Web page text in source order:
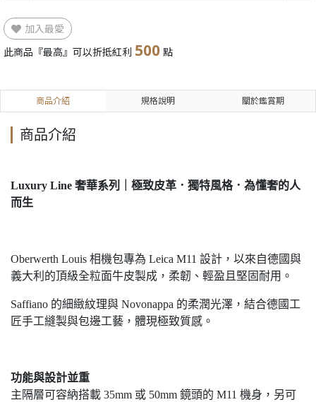
加入最愛
此商品『最高』可以折抵紅利 500 點
商品介紹 規格說明 關於鑑賞期
商品介紹
Luxury Line 奢華系列｜極致皮革．獨特風格．為懂奢的人
而生
Oberwerth Louis 相機包專為 Leica M11 設計，以來自德國與
義大利的頂級全粒面牛皮製成，柔韌、輕盈且堅固耐用。
Saffiano 的細緻紋理與 Novonappa 的柔潤光澤，結合德國工
匠手工縫製與包邊工藝，體現極致質感。
功能與設計並重
主隔層可容納搭載 35mm 或 50mm 鏡頭的 M11 機身，另可